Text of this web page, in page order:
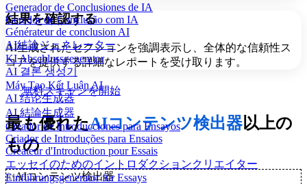
Generador de Conclusiones de IA
Gerador de Conclusão com IA
Générateur de conclusion AI
AI結論ジェネレーター
KI Abschlussgenerator
AI 결론 생성기
Máy Tạo Kết Luận AI
AI 结论生成器
AI 結論生成器
Creador de Introducciones para Ensayos
Criador de Introduções para Ensaios
Créateur d'Introduction pour Essais
エッセイのためのイントロダクションクリエイター
Einführungsgenerator für Essays
結果を確認する
AI生成されたセクションを強調表示し、全体的な信頼性ス
コアを提供する詳細なレポートを受け取ります。
無料スキャンを開始
最も優れたAIコンテンツ検出器以上の
もの
✨AIコンテンツ検出器